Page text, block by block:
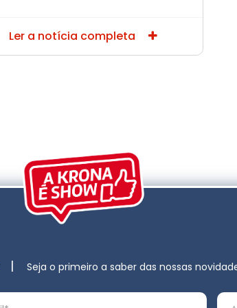
Ler a notícia completa
| Seja o primeiro a saber das nossas